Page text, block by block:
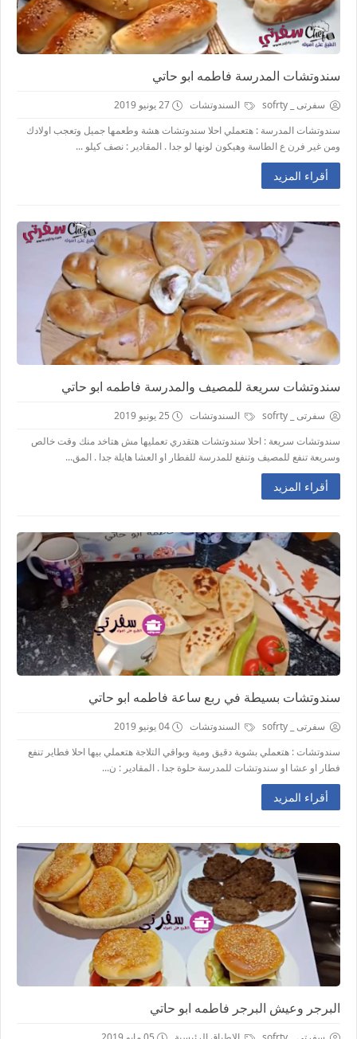
سندوتشات المدرسة فاطمه ابو حاتي
سفرتى _ sofrty السندوتشات
27 يونيو 2019
سندوتشات المدرسة : هتعملي احلا سندوتشات هشة وطعمها جميل وتعجب اولادك
ومن غير فرن ع الطاسة وهيكون لونها لو جدا . المقادير : نصف كيلو ...
أقراء المزيد
سندوتشات سريعة للمصيف والمدرسة فاطمه ابو حاتي
سفرتى _ sofrty السندوتشات
25 يونيو 2019
سندوتشات سريعة : احلا سندوتشات هتقدري تعمليها مش هتاخد منك وقت خالص
وسريعة تنفع للمصيف وتنفع للمدرسة للفطار او العشا هايلة جدا . المق...
أقراء المزيد
سندوتشات بسيطة في ربع ساعة فاطمه ابو حاتي
سفرتى _ sofrty السندوتشات
04 يونيو 2019
سندوتشات : هتعملي بشوية دقيق ومية وبواقي التلاجة هتعملي بيها احلا فطاير تنفع
فطار او عشا او سندوتشات للمدرسة حلوة جدا . المقادير : ن...
أقراء المزيد
البرجر وعيش البرجر فاطمه ابو حاتي